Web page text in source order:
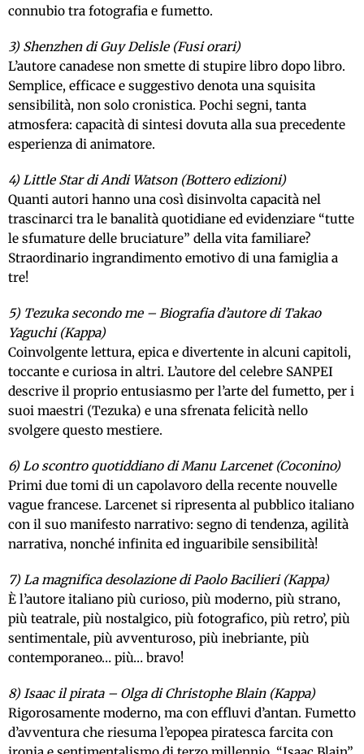
connubio tra fotografia e fumetto.
3) Shenzhen di Guy Delisle (Fusi orari)
L’autore canadese non smette di stupire libro dopo libro.
Semplice, efficace e suggestivo denota una squisita
sensibilità, non solo cronistica. Pochi segni, tanta
atmosfera: capacità di sintesi dovuta alla sua precedente
esperienza di animatore.
4) Little Star di Andi Watson (Bottero edizioni)
Quanti autori hanno una così disinvolta capacità nel
trascinarci tra le banalità quotidiane ed evidenziare “tutte
le sfumature delle bruciature” della vita familiare?
Straordinario ingrandimento emotivo di una famiglia a
tre!
5) Tezuka secondo me – Biografia d’autore di Takao
Yaguchi (Kappa)
Coinvolgente lettura, epica e divertente in alcuni capitoli,
toccante e curiosa in altri. L’autore del celebre SANPEI
descrive il proprio entusiasmo per l’arte del fumetto, per i
suoi maestri (Tezuka) e una sfrenata felicità nello
svolgere questo mestiere.
6) Lo scontro quotiddiano di Manu Larcenet (Coconino)
Primi due tomi di un capolavoro della recente nouvelle
vague francese. Larcenet si ripresenta al pubblico italiano
con il suo manifesto narrativo: segno di tendenza, agilità
narrativa, nonché infinita ed inguaribile sensibilità!
7) La magnifica desolazione di Paolo Bacilieri (Kappa)
È l’autore italiano più curioso, più moderno, più strano,
più teatrale, più nostalgico, più fotografico, più retro’, più
sentimentale, più avventuroso, più inebriante, più
contemporaneo… più… bravo!
8) Isaac il pirata – Olga di Christophe Blain (Kappa)
Rigorosamente moderno, ma con effluvi d’antan. Fumetto
d’avventura che riesuma l’epopea piratesca farcita con